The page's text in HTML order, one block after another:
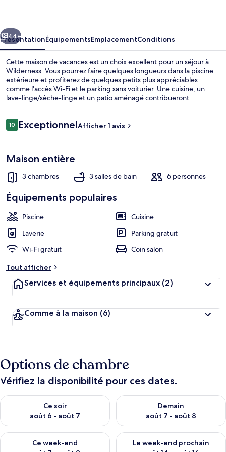
33
Suivant
44+
PrésentationÉquipementsEmplacementConditions
Cette maison de vacances est un choix excellent pour un séjour à
Wilderness. Vous pourrez faire quelques longueurs dans la piscine
extérieure et profiterez de quelques petits plus appréciables
comme l'accès Wi-Fi et le parking sans voiturier. Une cuisine, un
lave-linge/sèche-linge et un patio aménagé contribueront
Avis
voyageurs
1010 sur 10
ExceptionnelAfficher 1 avis
Maison entière
3 chambres 3 salles de bain 6 personnes
Équipements populaires
Piscine
Cuisine
Laverie
Parking gratuit
Wi-Fi gratuit
Coin salon
Tout afficher
Services et équipements principaux (2)
Comme à la maison (6)
Options de chambre
Vérifiez la disponibilité pour ces dates.
Ce soir
août 6 - août 7
Vérifier la disponibilité pour ce soir août 6 - août 7
Demain
août 7 - août 8
Vérifier la disponibilité pour
Ce week-end
Vérifier la disponibilité pour ce week-end août 7 - août 9
Le week-end prochain
Vérifier la disponibilité pour